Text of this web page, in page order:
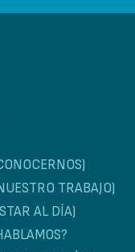
TRABAJO)
AL DÍA)